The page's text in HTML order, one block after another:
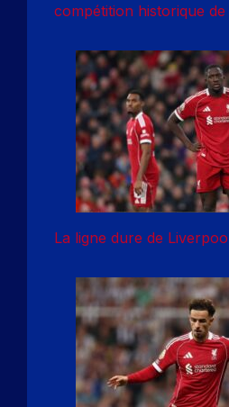
compétition historique
La ligne dure de